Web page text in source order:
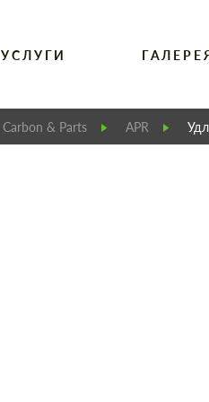
УСЛУГИ
Carbon & Parts APR